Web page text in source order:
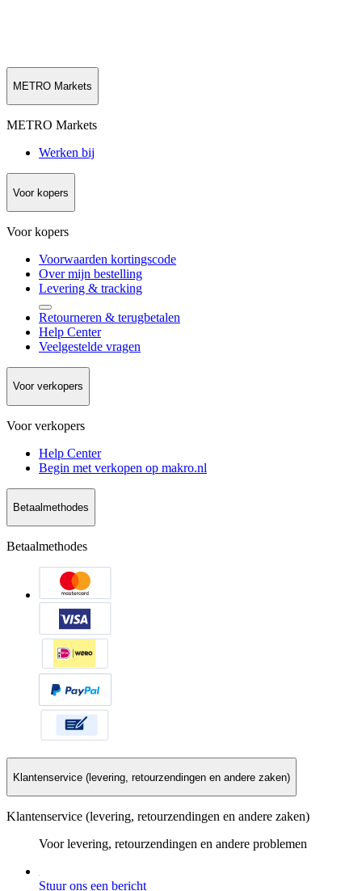
METRO Markets
METRO Markets
Werken bij
Voor kopers
Voor kopers
Voorwaarden kortingscode
Over mijn bestelling
Levering & tracking
Retourneren & terugbetalen
Help Center
Veelgestelde vragen
Voor verkopers
Voor verkopers
Help Center
Begin met verkopen op makro.nl
Betaalmethodes
Betaalmethodes
Klantenservice (levering, retourzendingen en andere zaken)
Klantenservice (levering, retourzendingen en andere zaken)
Voor levering, retourzendingen en andere problemen
Stuur ons een bericht